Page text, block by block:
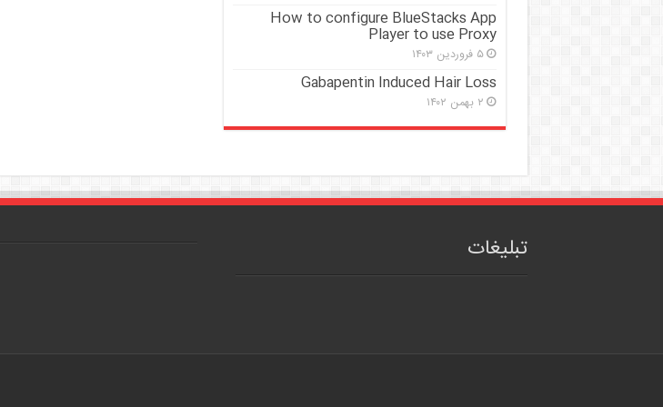
How to configure BlueStacks App
Player to use Proxy
۵ فروردین ۱۴۰۳
Gabapentin Induced Hair Loss
۲ بهمن ۱۴۰۲
تبلیغات